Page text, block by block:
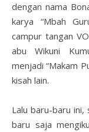
dengan nama
karya “Mbah
campur tangan
abu Wikuni
menjadi “Makam
kisah lain.
Lalu baru-baru
baru saja